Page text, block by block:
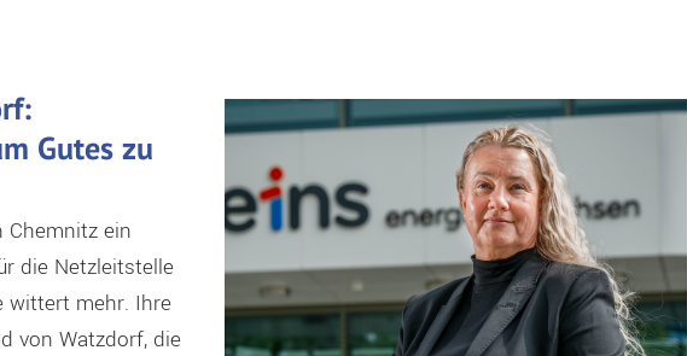
Gutes zu
ein
die Netzleitstelle
wittert mehr. Ihre
von Watzdorf, die